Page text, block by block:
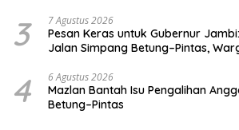
3 7 Agustus 2026
Pesan Keras untuk Gubernur
Jalan Simpang Betung–Pintas,
4 6 Agustus 2026
Mazlan Bantah Isu Pengalihan
Betung–Pintas